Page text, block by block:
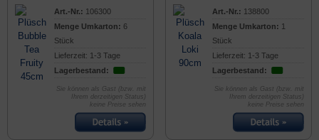
Art.-Nr.: 106300
Menge Umkarton: 6
Stück
Lieferzeit: 1-3 Tage
Lagerbestand:
Sie können als Gast (bzw. mit
Ihrem derzeitigen Status)
keine Preise sehen
Art.-Nr.: 138800
Menge Umkarton: 1
Stück
Lieferzeit: 1-3 Tage
Lagerbestand:
Sie können als Gast (bzw. mit
Ihrem derzeitigen Status)
keine Preise sehen